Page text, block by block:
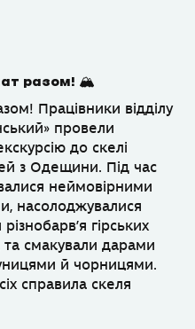
разом! 🏔
Працівники відділу
провели
до скелі
з Одещини. Під час
неймовірними
насолоджувалися
гірських
та смакували дарами
й чорницями.
справила скеля